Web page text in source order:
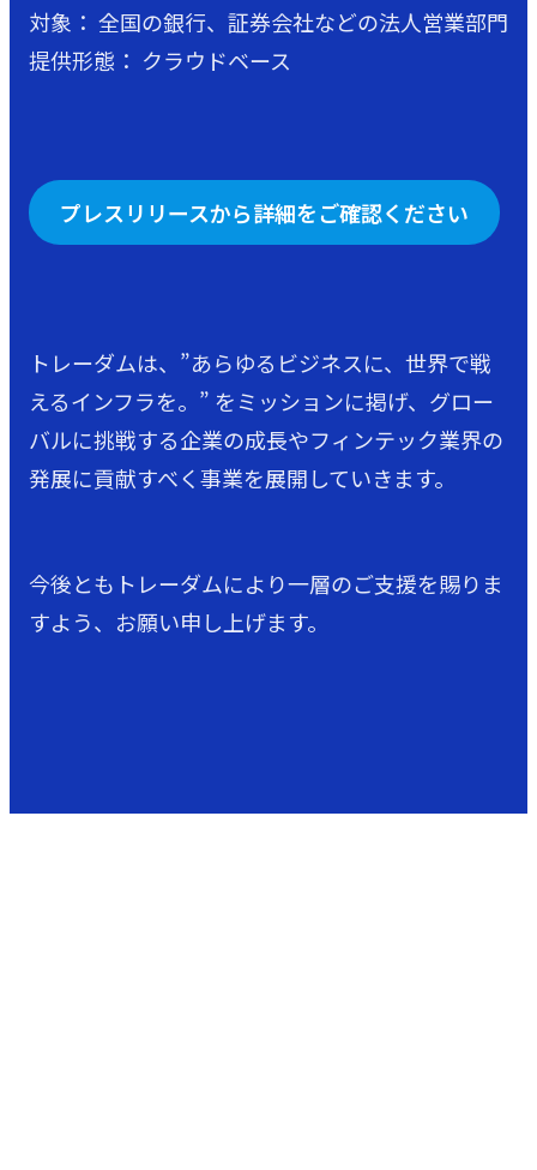
対象： 全国の銀行、証券会社などの法人営業部門
提供形態： クラウドベース
プレスリリースから詳細をご確認ください
トレーダムは、”あらゆるビジネスに、世界で戦
えるインフラを。” をミッションに掲げ、グロー
バルに挑戦する企業の成長やフィンテック業界の
発展に貢献すべく事業を展開していきます。
今後ともトレーダムにより一層のご支援を賜りま
すよう、お願い申し上げます。